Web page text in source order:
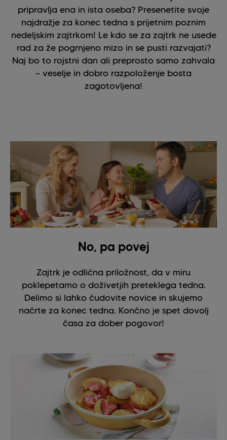
pripravlja ena in ista oseba? Presenetite svoje
najdražje za konec tedna s prijetnim poznim
nedeljskim zajtrkom! Le kdo se za zajtrk ne usede
rad za že pogrnjeno mizo in se pusti razvajati?
Naj bo to rojstni dan ali preprosto samo zahvala
– veselje in dobro razpoloženje bosta
zagotovljena!
No, pa povej
Zajtrk je odlična priložnost, da v miru
poklepetamo o doživetjih preteklega tedna.
Delimo si lahko čudovite novice in skujemo
načrte za konec tedna. Končno je spet dovolj
časa za dober pogovor!